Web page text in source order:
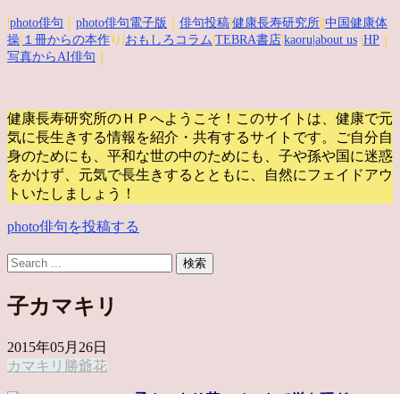
photo俳句 photo俳句電子版 俳句投稿 健康長寿研究所 中国健康体
操 １冊からの本作 り| おもしろコラム TEBRA書店 kaoru |about us HP
写真からAI俳句
健康長寿研究所のＨＰへようこそ！このサイトは、健康で元
気に長生きする情報を紹介・共有するサイトです。
ご自分自
身のためにも、平和な世の中のためにも、子や孫や国に迷惑
をかけず、元気で長生きするとともに、自然にフェイドアウ
トいたしましょう！
photo俳句を投稿する
子カマキリ
2015年05月26日
カマキリ 勝爺花